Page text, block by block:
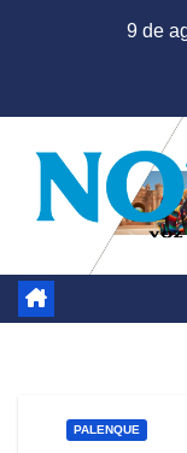
9 de
PALENQUE